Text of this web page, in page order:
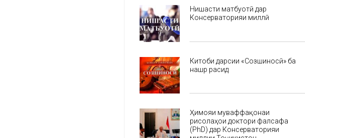
Нишасти матбуотӣ дар
Консерваторияи миллӣ
Китоби дарсии «Созшиносӣ» ба
нашр расид
Ҳимояи муваффақонаи
рисолаҳои доктори фалсафа
(PhD) дар Консерваторияи